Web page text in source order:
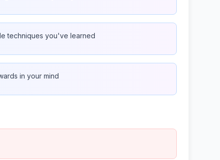
techniques you've learned
in your mind